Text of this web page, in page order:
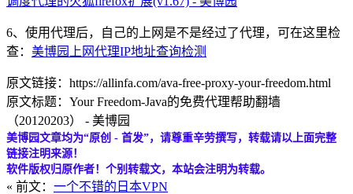
6、使用代理后，自己的上网是不是经过了代理，可在这里检
查： 美博园上网代理IP地址查询检测
原文链接：https://allinfa.com/ava-free-proxy-your-freedom.html
原文标题：Your Freedom-Java的免费代理帮助翻墙
（20120203） - 美博园
美博园文章均为“原创 - 首发”，请尊重辛劳撰写，转载请以上面完整
链接注明来源！
软件版权归原作者！个别转载文，本站会注明为转载。
« 前文： 一个不错的日本VPN